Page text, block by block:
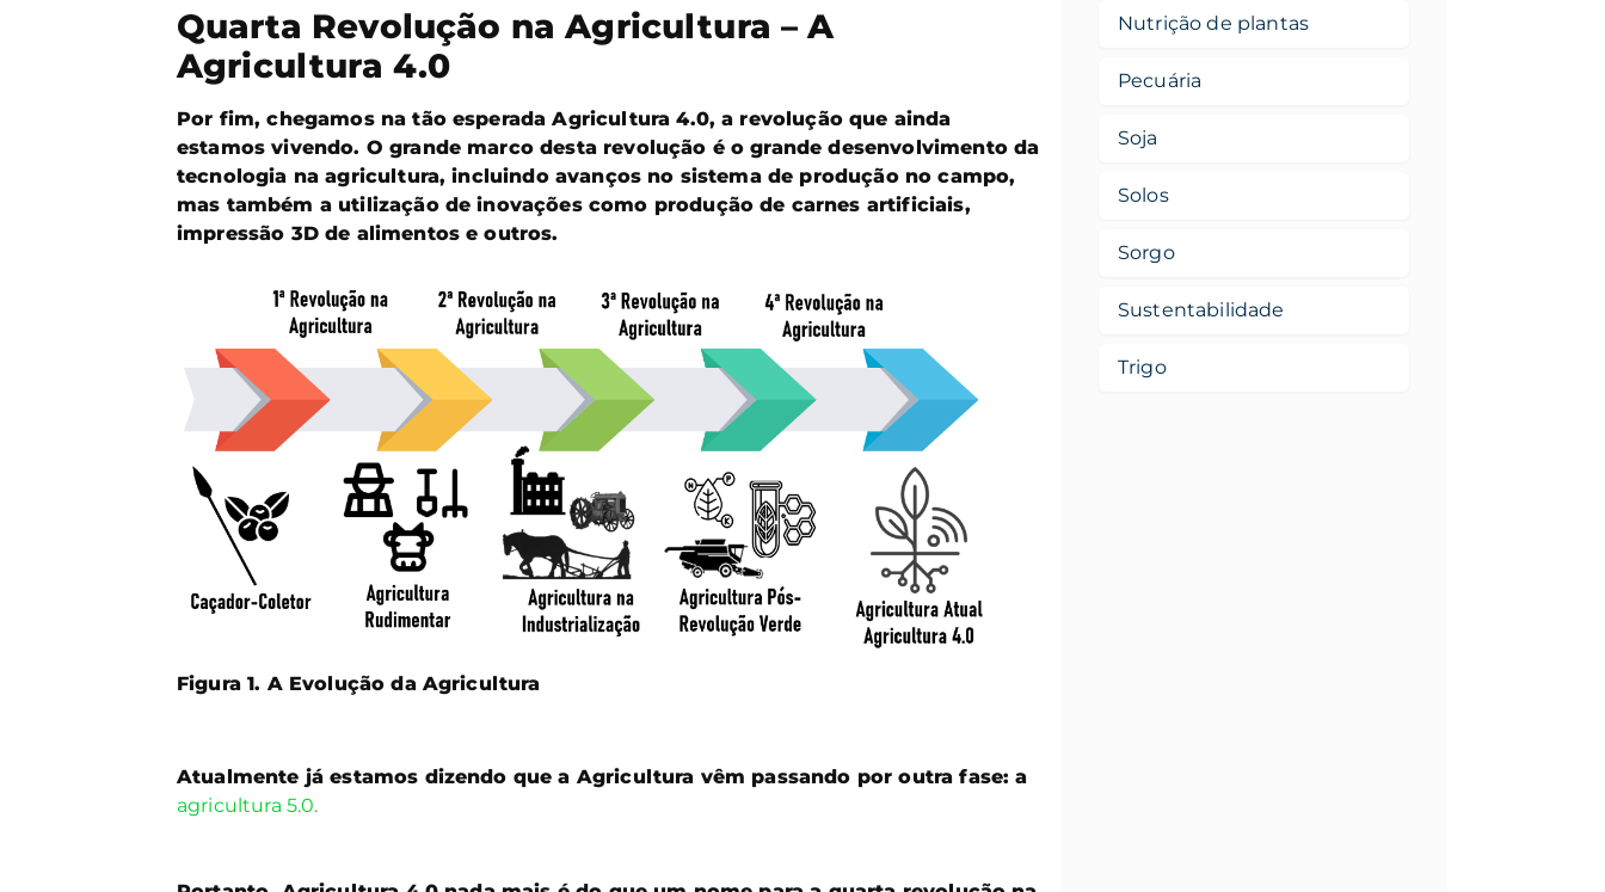
Quarta Revolução na Agricultura – A
Agricultura 4.0
Por fim, chegamos na tão esperada Agricultura 4.0, a revolução que ainda
estamos vivendo. O grande marco desta revolução é o grande desenvolvimento da
tecnologia na agricultura, incluindo avanços no sistema de produção no campo,
mas também a utilização de inovações como produção de carnes artificiais,
impressão 3D de alimentos e outros.
Figura 1. A Evolução da Agricultura
Atualmente já estamos dizendo que a Agricultura vêm passando por outra fase: a
agricultura 5.0.
Nutrição de plantas
Pecuária
Soja
Solos
Sorgo
Sustentabilidade
Trigo